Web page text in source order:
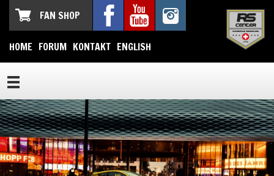
FAN SHOP
HOME FORUM KONTAKT ENGLISH